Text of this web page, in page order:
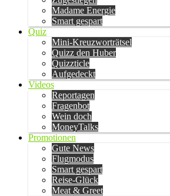
Madame Energie
Smart gespart
Quiz
Mini-Kreuzworträtsel
Quizz den Huber
Quizzticle
Aufgedeckt
Videos
Reportagen
Fragenbot
Wein doch
MoneyTalks
Promotionen
Gute News
Flugmodus
Smart gespart
Reise-Glück
Meat & Greet